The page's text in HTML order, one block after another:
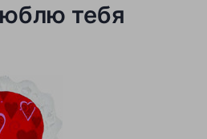
тебя